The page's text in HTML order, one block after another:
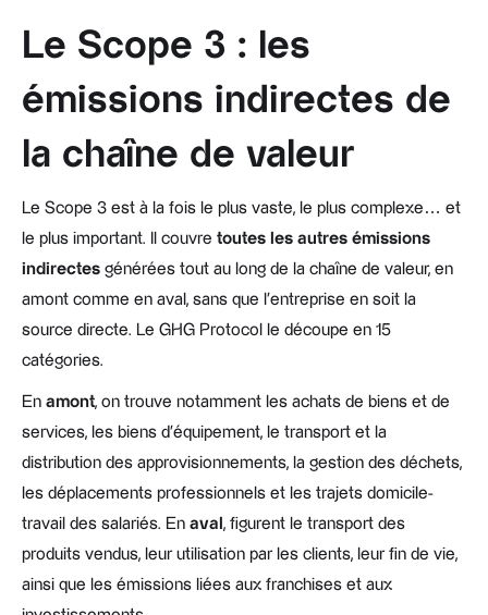
Le Scope 3 : les
émissions indirectes de
la chaîne de valeur
Le Scope 3 est à la fois le plus vaste, le plus complexe… et
le plus important. Il couvre toutes les autres émissions
indirectes générées tout au long de la chaîne de valeur, en
amont comme en aval, sans que l'entreprise en soit la
source directe. Le GHG Protocol le découpe en 15
catégories.
En amont, on trouve notamment les achats de biens et de
services, les biens d'équipement, le transport et la
distribution des approvisionnements, la gestion des déchets,
les déplacements professionnels et les trajets domicile-
travail des salariés. En aval , figurent le transport des
produits vendus, leur utilisation par les clients, leur fin de vie,
ainsi que les émissions liées aux franchises et aux